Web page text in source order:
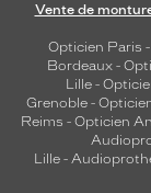
Vente de
Opticien Paris -
Bordeaux-
Lille -
Grenoble -
Reims - Opticien
Lille-